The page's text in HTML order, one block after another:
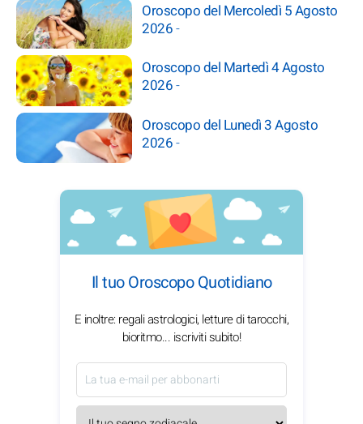
Oroscopo del Mercoledì 5 Agosto
2026-
Oroscopo del Martedì 4 Agosto
2026-
Oroscopo del Lunedì 3 Agosto
2026-
Il tuo Oroscopo Quotidiano
E inoltre: regali astrologici, letture di tarocchi,
bioritmo... iscriviti subito!